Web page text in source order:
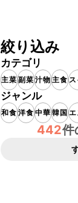
絞り込み
カテゴリ
主菜副菜汁物主食ス
ジャンル
和食洋食中華韓国エ
442件